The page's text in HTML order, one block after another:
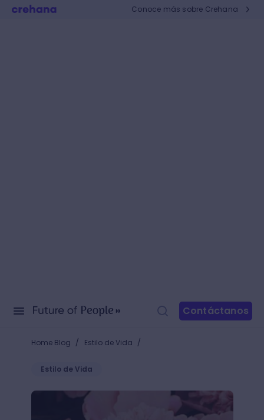
Conoce más sobre Crehana
Contáctanos
Home Blog / Estilo de Vida /
Estilo de Vida
10 plantas que florecen todo el año y que darán